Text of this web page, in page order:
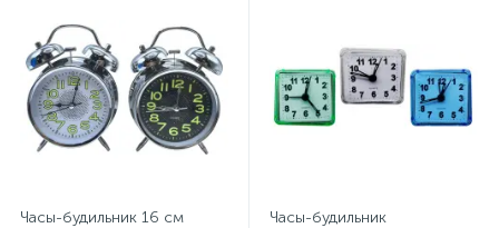
Часы-будильник 16 см
Часы-будильник